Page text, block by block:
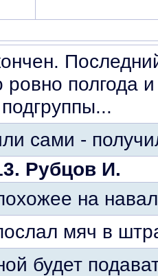
полгода и
сами -
Рубцов И.
на
мяч в
будет